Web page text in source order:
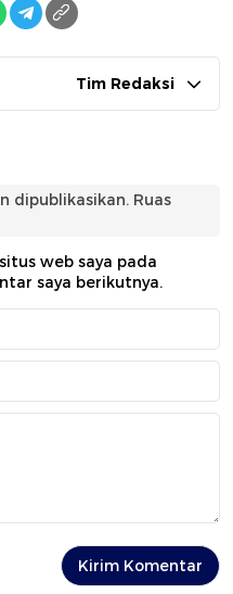
Tim Redaksi
dipublikasikan. Ruas
web saya pada
saya berikutnya.